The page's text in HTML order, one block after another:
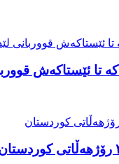
تا ئێستاکەش